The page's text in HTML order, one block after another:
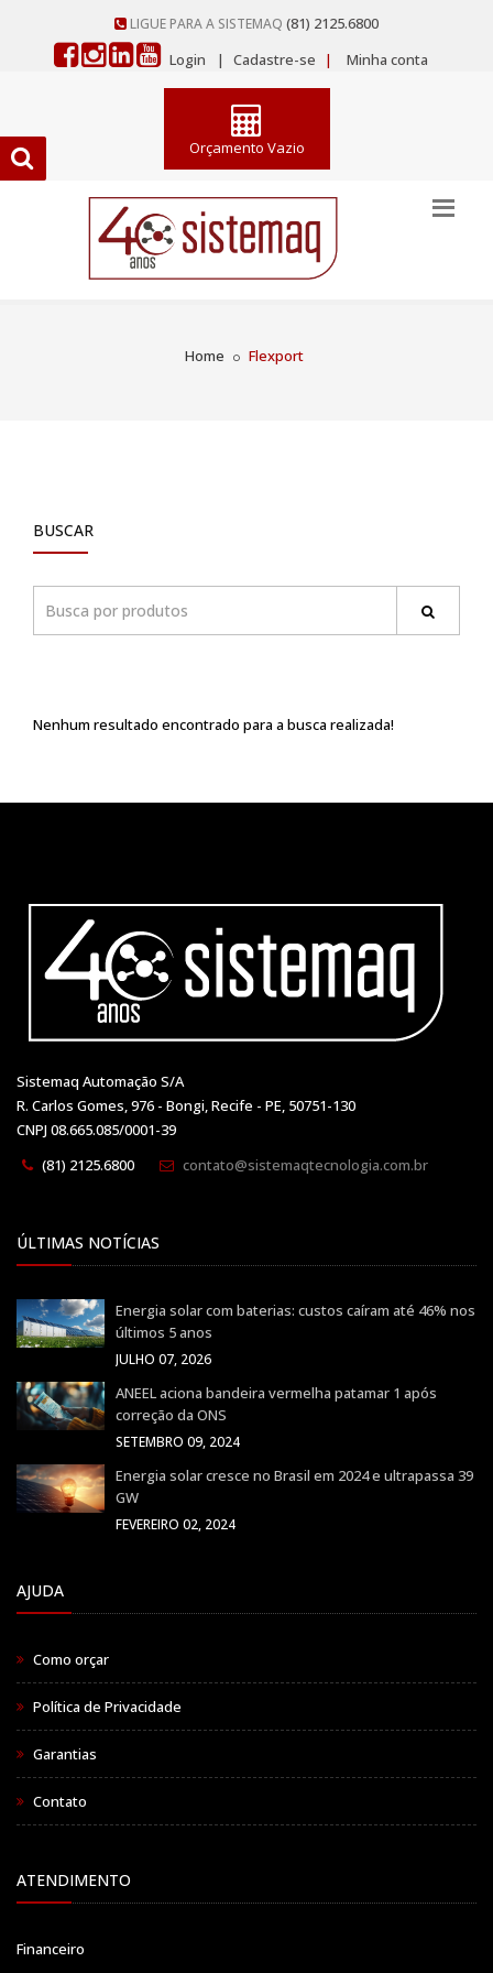
LIGUE PARA A SISTEMAQ (81) 2125.6800
Login
| Cadastre-se | Minha conta
Orçamento Vazio
Home Flexport
BUSCAR
Nenhum resultado encontrado para a busca realizada!
Sistemaq Automação S/A
R. Carlos Gomes, 976 - Bongi, Recife - PE, 50751-130
CNPJ 08.665.085/0001-39
(81) 2125.6800
contato@sistemaqtecnologia.com.br
ÚLTIMAS NOTÍCIAS
Energia solar com baterias: custos caíram até 46% nos
últimos 5 anos
JULHO 07, 2026
ANEEL aciona bandeira vermelha patamar 1 após
correção da ONS
SETEMBRO 09, 2024
Energia solar cresce no Brasil em 2024 e ultrapassa 39
GW
FEVEREIRO 02, 2024
AJUDA
Como orçar
Política de Privacidade
Garantias
Contato
ATENDIMENTO
Financeiro